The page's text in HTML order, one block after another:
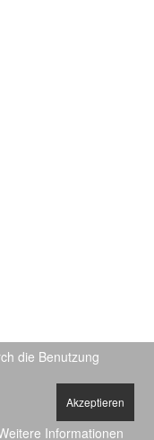
die Benutzung
Akzeptieren
Informationen